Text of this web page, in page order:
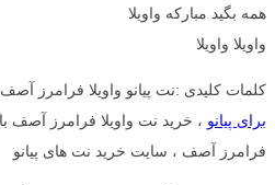
همه بگید مبارکه واویلا
واویلا واویلا
کلمات کلیدی :نت پیانو واویلا فرامرز
برای پیانو ، خرید نت واویلا فرامرز آصف
فرامرز آصف ، سایت خرید نت های پیانو